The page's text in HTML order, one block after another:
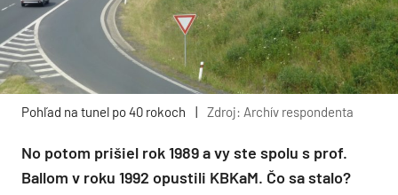
Pohľad na tunel po 40 rokoch | Zdroj: Archív respondenta
No potom prišiel rok 1989 a vy ste spolu s prof.
Ballom v roku 1992 opustili KBKaM. Čo sa stalo?